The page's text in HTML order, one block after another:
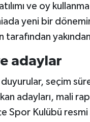
ve oy
yeni bir
tarafından
adaylar
duyurular, seçim
adayları, mali
Spor Kulübü